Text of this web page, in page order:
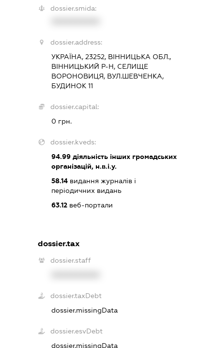
dossier.smida:
dossier.address:
УКРАЇНА, 23252, ВІННИЦЬКА ОБЛ.,
ВІННИЦЬКИЙ Р-Н, СЕЛИЩЕ
ВОРОНОВИЦЯ, ВУЛ.ШЕВЧЕНКА,
БУДИНОК 11
dossier.capital:
0 грн.
dossier.kveds:
94.99діяльність інших громадських
організацій, н.в.і.у.
58.14видання журналів і
періодичних видань
63.12веб-портали
dossier.tax
dossier.staff
dossier.taxDebt
dossier.missingData
dossier.esvDebt
dossier.missingData